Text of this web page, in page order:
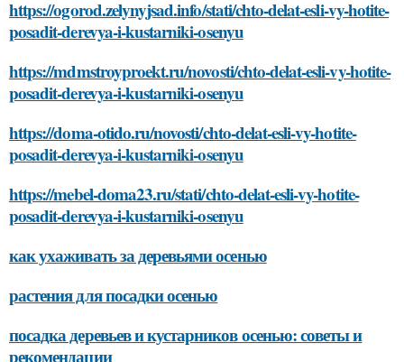
https://ogorod.zelynyjsad.info/stati/chto-delat-esli-vy-hotite-
posadit-derevya-i-kustarniki-osenyu
https://mdmstroyproekt.ru/novosti/chto-delat-esli-vy-hotite-
posadit-derevya-i-kustarniki-osenyu
https://doma-otido.ru/novosti/chto-delat-esli-vy-hotite-
posadit-derevya-i-kustarniki-osenyu
https://mebel-doma23.ru/stati/chto-delat-esli-vy-hotite-
posadit-derevya-i-kustarniki-osenyu
как ухаживать за деревьями осенью
растения для посадки осенью
посадка деревьев и кустарников осенью: советы и
рекомендации